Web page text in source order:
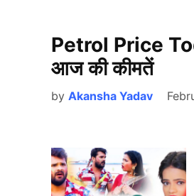
Petrol Price
आज की कीमतें
by Akansha Yadav